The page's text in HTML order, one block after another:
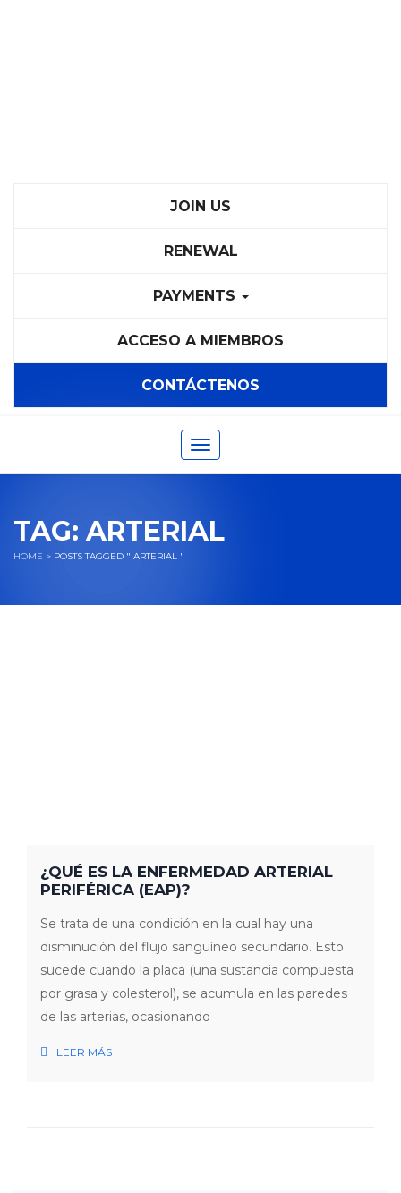
JOIN US
RENEWAL
PAYMENTS
ACCESO A MIEMBROS
CONTÁCTENOS
Toggle navigation
TAG: ARTERIAL
HOME > POSTS TAGGED " ARTERIAL "
¿QUÉ ES LA ENFERMEDAD ARTERIAL
PERIFÉRICA (EAP)?
Se trata de una condición en la cual hay una
disminución del flujo sanguíneo secundario. Esto
sucede cuando la placa (una sustancia compuesta
por grasa y colesterol), se acumula en las paredes
de las arterias, ocasionando
LEER MÁS